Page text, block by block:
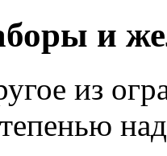
и
из